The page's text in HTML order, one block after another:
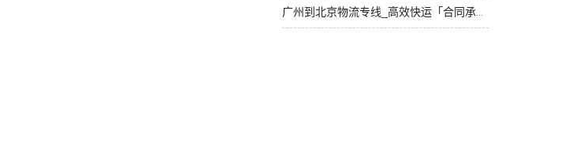
广州到北京物流专线_高效快运「合同承运」